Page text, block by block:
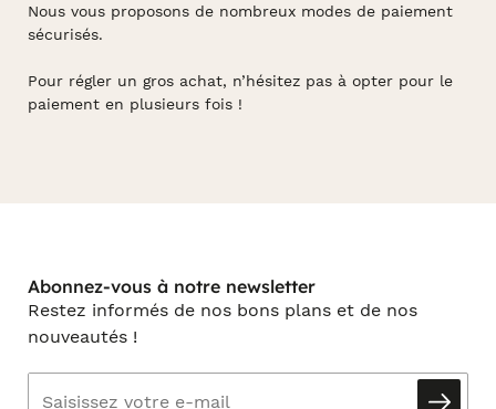
Nous vous proposons de nombreux modes de paiement
sécurisés.
Pour régler un gros achat, n’hésitez pas à opter pour le
paiement en plusieurs fois !
Abonnez-vous à notre newsletter
Restez informés de nos bons plans et de nos
nouveautés !